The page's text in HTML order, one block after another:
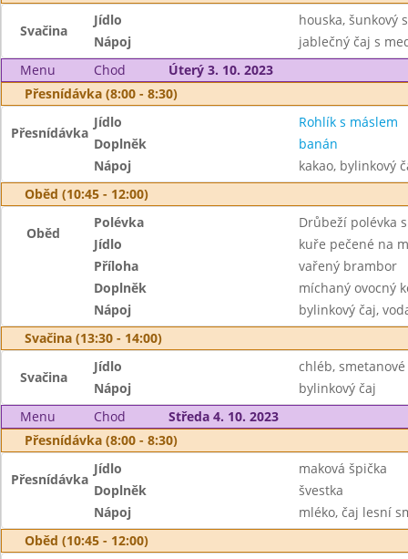
Svačina
Jídlo
houska, šunkový
Nápoj
jablečný čaj s
Menu
Chod
Úterý 3. 10. 2023
Přesnídávka (8:00 - 8:30)
Přesnídávka
Jídlo
Rohlík s máslem
Doplněk
banán
Nápoj
kakao, bylinkový
Oběd (10:45 - 12:00)
Oběd
Polévka
Drůbeží polévka
Jídlo
kuře pečené na
Příloha
vařený brambor
Doplněk
míchaný ovocný
Nápoj
bylinkový čaj,
Svačina (13:30 - 14:00)
Svačina
Jídlo
chléb,
Nápoj
bylinkový čaj
Menu
Chod
Středa 4. 10. 2023
Přesnídávka (8:00 - 8:30)
Přesnídávka
Jídlo
maková špička
Doplněk
švestka
Nápoj
mléko, čaj lesní
Oběd (10:45 - 12:00)